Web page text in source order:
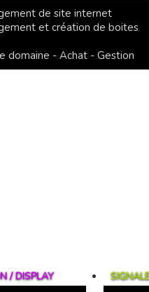
de site internet
et création de boites
domaine - Achat - Gestion
/ DISPLAY